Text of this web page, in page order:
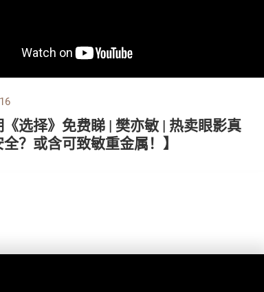
《选择》免费睇 | 樊亦敏 | 热卖眼影真
？或含可致敏重金属！】